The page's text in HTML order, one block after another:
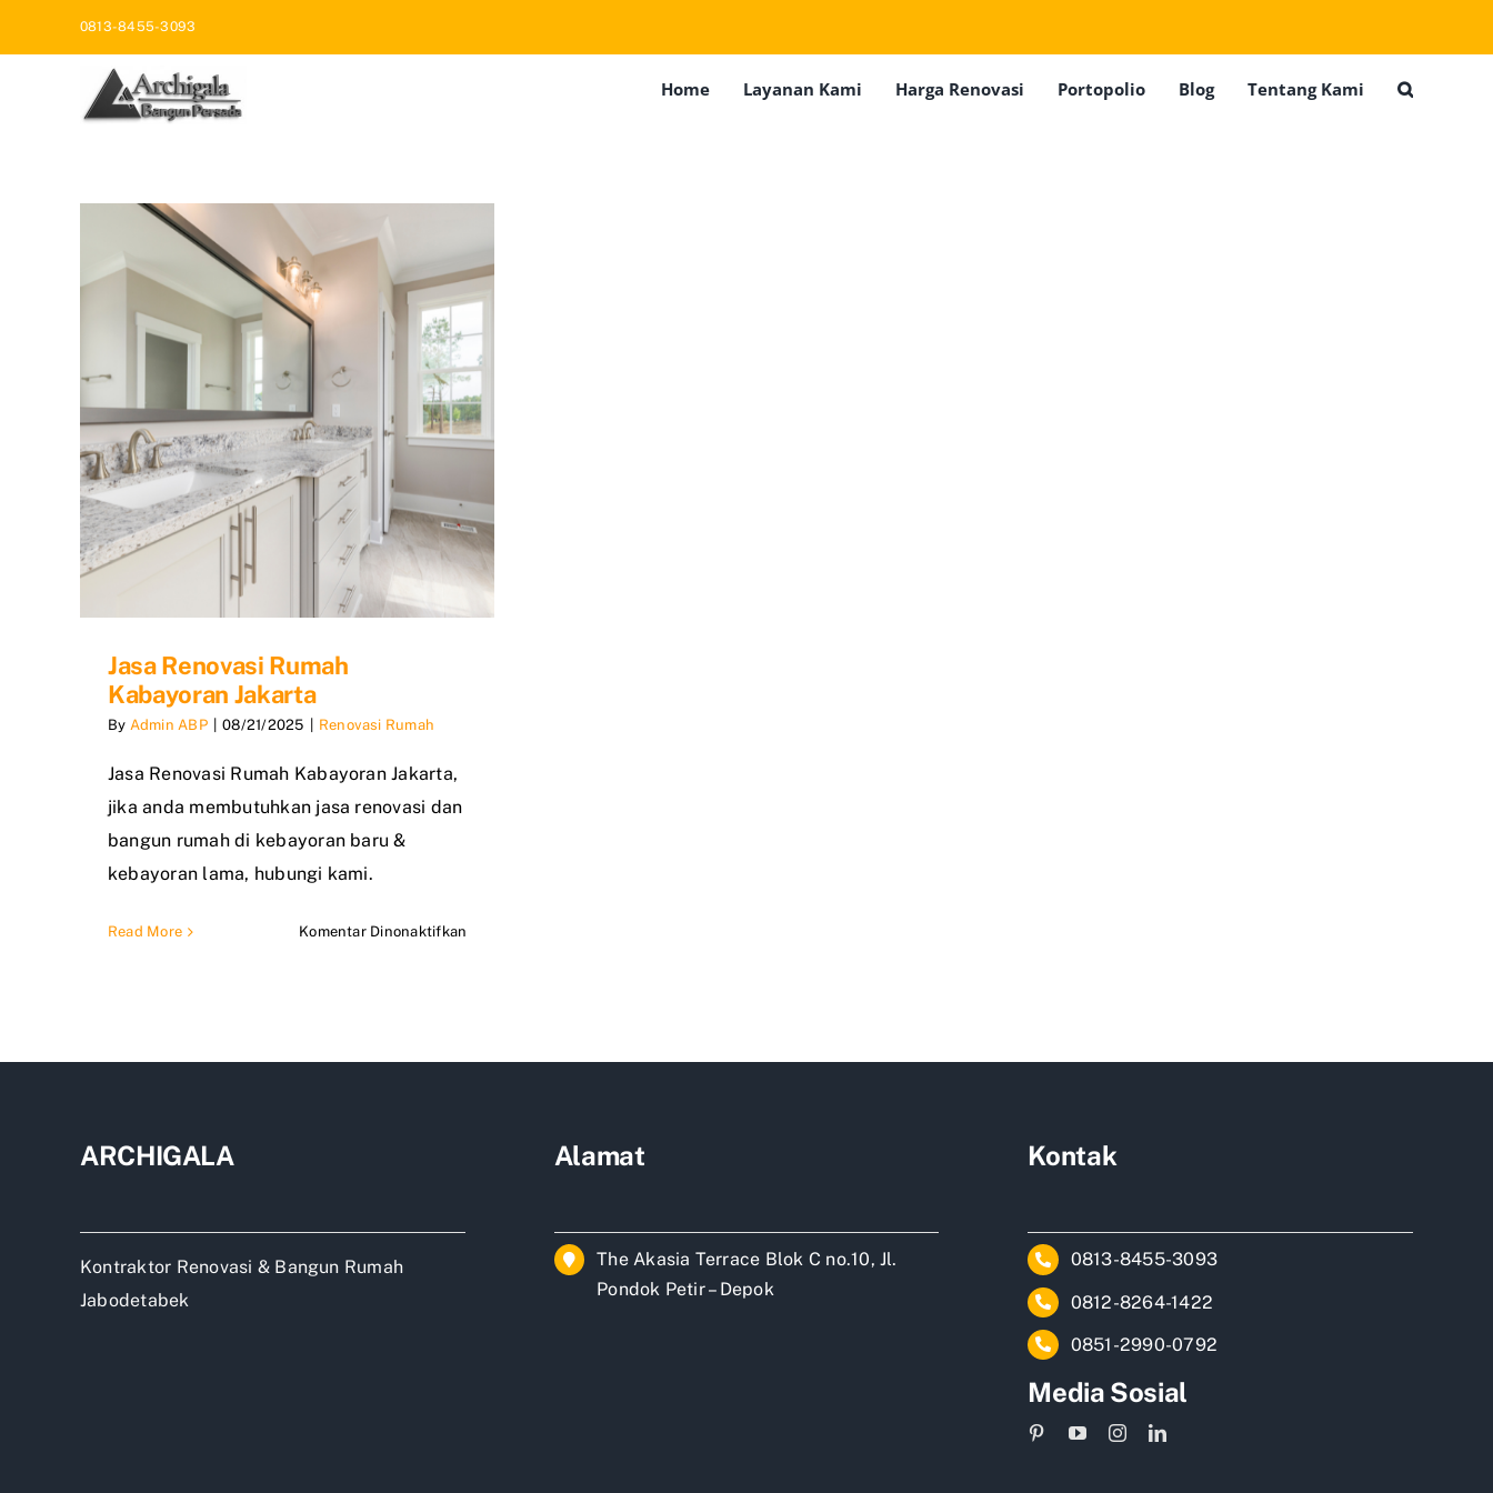
0813-8455-3093
Home Layanan Kami Harga Renovasi Portopolio Blog Tentang Kami
Jasa Renovasi Rumah
Kabayoran Jakarta
By Admin ABP 08/21/2025 Renovasi Rumah
Jasa Renovasi Rumah Kabayoran Jakarta,
jika anda membutuhkan jasa renovasi dan
bangun rumah di kebayoran baru &
kebayoran lama, hubungi kami.
Read More Komentar Dinonaktifkan
Jakarta
ARCHIGALA
Kontraktor Renovasi & Bangun Rumah
Jabodetabek
Alamat
The Akasia Terrace Blok C no.10, Jl.
Pondok Petir – Depok
Kontak
0813-8455-3093
0812-8264-1422
0851-2990-0792
Media Sosial